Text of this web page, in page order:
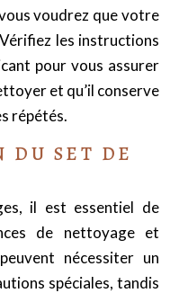
voudrez que votre
les instructions
pour vous assurer
et qu’il conserve
répétés.
DU SET DE
il est essentiel de
de nettoyage et
nécessiter un
spéciales, tandis